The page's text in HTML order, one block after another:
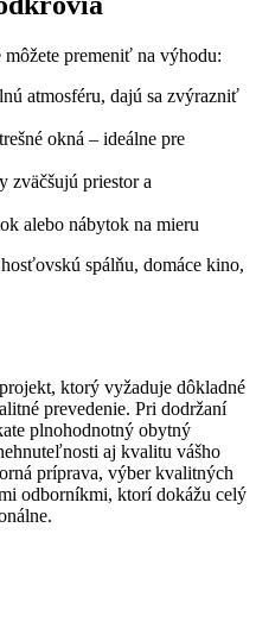
premeniť na výhodu:
atmosféru, dajú sa zvýrazniť
okná – ideálne pre
zväčšujú priestor a
alebo nábytok na mieru
spálňu, domáce kino,
ktorý vyžaduje dôkladné
prevedenie. Pri dodržaní
plnohodnotný obytný
aj kvalitu vášho
príprava, výber kvalitných
odborníkmi, ktorí dokážu celý